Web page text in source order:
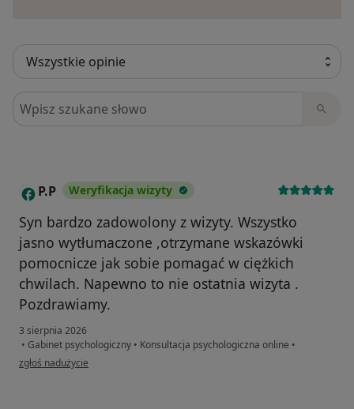
Szukaj w opiniach
P P.P Weryfikacja wizyty
Syn bardzo zadowolony z wizyty. Wszystko
jasno wytłumaczone ,otrzymane wskazówki
pomocnicze jak sobie pomagać w ciężkich
chwilach. Napewno to nie ostatnia wizyta .
Pozdrawiamy.
3 sierpnia 2026
• Gabinet psychologiczny • Konsultacja psychologiczna online •
w opinii użytkownika P.P
zgłoś nadużycie